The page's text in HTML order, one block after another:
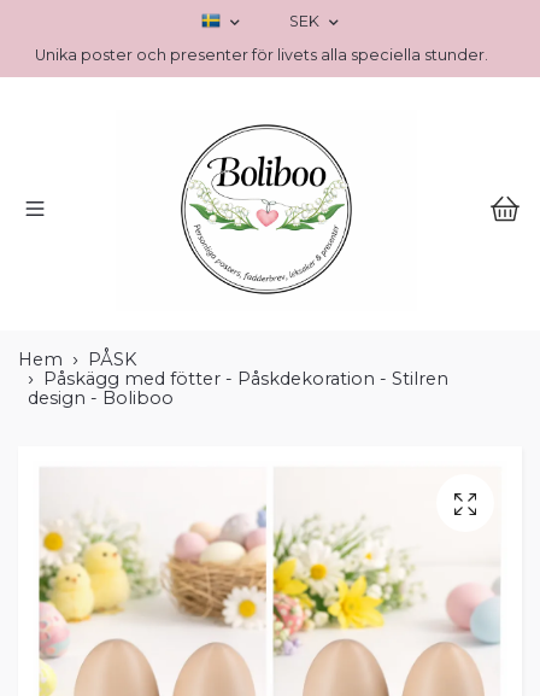
SEK
Unika poster och presenter för livets alla speciella stunder.
Hem
PÅSK
Påskägg med fötter - Påskdekoration - Stilren
design - Boliboo